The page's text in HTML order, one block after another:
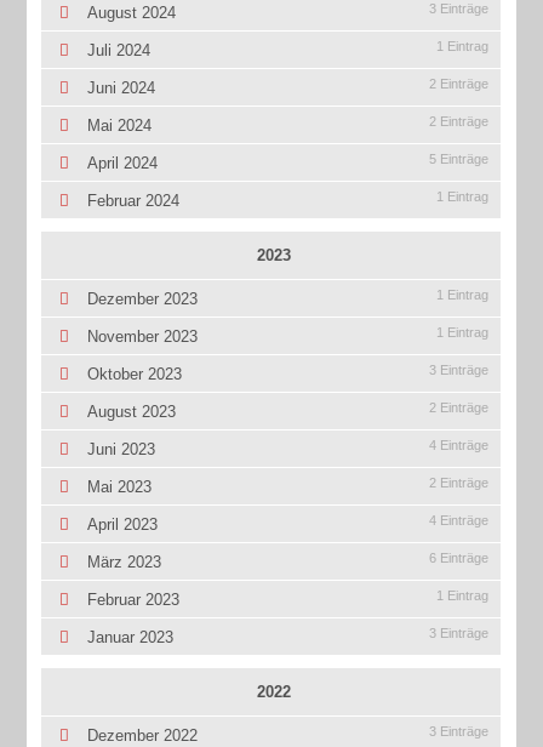
August 2024 3 Einträge
Juli 2024 1 Eintrag
Juni 2024 2 Einträge
Mai 2024 2 Einträge
April 2024 5 Einträge
Februar 2024 1 Eintrag
2023
Dezember 2023 1 Eintrag
November 2023 1 Eintrag
Oktober 2023 3 Einträge
August 2023 2 Einträge
Juni 2023 4 Einträge
Mai 2023 2 Einträge
April 2023 4 Einträge
März 2023 6 Einträge
Februar 2023 1 Eintrag
Januar 2023 3 Einträge
2022
Dezember 2022 3 Einträge